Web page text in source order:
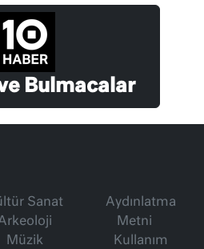
Bulmacalar
Sanat
Müzik
Aydınlatma
Metni
Kullanım